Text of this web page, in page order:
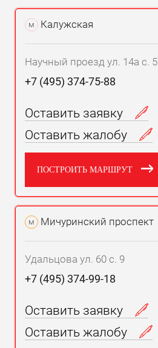
м Калужская
Научный проезд ул. 14а с. 5
+7 (495) 374-75-88
Оставить заявку
Оставить жалобу
ПОСТРОИТЬ МАРШРУТ
м Мичуринский проспект
Удальцова ул. 60 с. 9
+7 (495) 374-99-18
Оставить заявку
Оставить жалобу